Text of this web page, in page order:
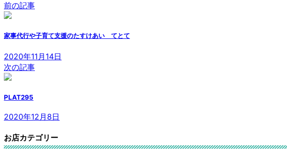
前の記事
家事代行や子育て支援のたすけあい てとて
2020年11月14日
次の記事
PLAT295
2020年12月8日
お店カテゴリー